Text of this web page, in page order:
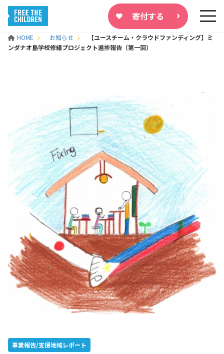
寄付する
HOME お知らせ
【ユースチーム・クラウドファンディング】ミ
ンダナオ島学校修繕プロジェクト進捗報告（第一回）
事業報告/支援地域レポート